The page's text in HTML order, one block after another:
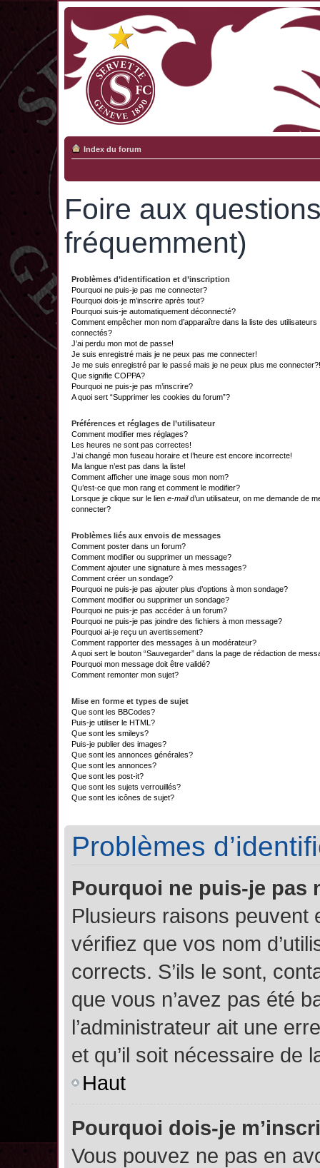
Index du forum
Foire aux
fréquemment)
Problèmes d’identification et d’inscription
Pourquoi ne puis-je pas me connecter?
Pourquoi dois-je m’inscrire après tout?
Pourquoi suis-je automatiquement déconnecté?
Comment empêcher mon nom d’apparaître dans la liste des utilisateurs
connectés?
J’ai perdu mon mot de passe!
Je suis enregistré mais je ne peux pas me connecter!
Je me suis enregistré par le passé mais je ne peux plus me connecter?!
Que signifie COPPA?
Pourquoi ne puis-je pas m’inscrire?
A quoi sert “Supprimer les cookies du forum”?
Préférences et réglages de l’utilisateur
Comment modifier mes réglages?
Les heures ne sont pas correctes!
J’ai changé mon fuseau horaire et l’heure est encore incorrecte!
Ma langue n’est pas dans la liste!
Comment afficher une image sous mon nom?
Qu’est-ce que mon rang et comment le modifier?
Lorsque je clique sur le lien e-maild’un utilisateur, on me demande de
connecter?
Problèmes liés aux envois de messages
Comment poster dans un forum?
Comment modifier ou supprimer un message?
Comment ajouter une signature à mes messages?
Comment créer un sondage?
Pourquoi ne puis-je pas ajouter plus d’options à mon sondage?
Comment modifier ou supprimer un sondage?
Pourquoi ne puis-je pas accéder à un forum?
Pourquoi ne puis-je pas joindre des fichiers à mon message?
Pourquoi ai-je reçu un avertissement?
Comment rapporter des messages à un modérateur?
A quoi sert le bouton “Sauvegarder” dans la page de rédaction de
Pourquoi mon message doit être validé?
Comment remonter mon sujet?
Mise en forme et types de sujet
Que sont les BBCodes?
Puis-je utiliser le HTML?
Que sont les smileys?
Puis-je publier des images?
Que sont les annonces générales?
Que sont les annonces?
Que sont les post-it?
Que sont les sujets verrouillés?
Que sont les icônes de sujet?
Problèmes
Pourquoi ne puis-je pas
Plusieurs raisons peuvent
vérifiez que vos nom
corrects. S’ils le sont,
que vous n’avez pas été
l’administrateur ait une
et qu’il soit nécessaire de
Haut
Pourquoi dois-je
Vous pouvez ne pas en